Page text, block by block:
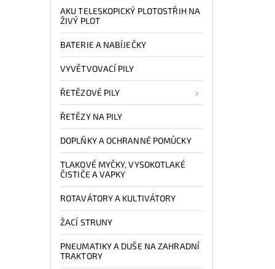
AKU TELESKOPICKÝ PLOTOSTŘIH NA
ŽIVÝ PLOT
BATERIE A NABÍJEČKY
VYVĚTVOVACÍ PILY
ŘETĚZOVÉ PILY
ŘETĚZY NA PILY
DOPLŇKY A OCHRANNÉ POMŮCKY
TLAKOVÉ MYČKY, VYSOKOTLAKÉ
ČISTIČE A VAPKY
ROTAVÁTORY A KULTIVÁTORY
ŽACÍ STRUNY
PNEUMATIKY A DUŠE NA ZAHRADNÍ
TRAKTORY